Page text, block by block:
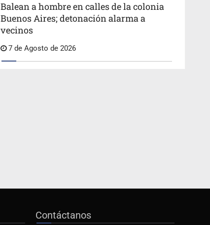
Balean a hombre en calles de la colonia
Buenos Aires; detonación alarma a
vecinos
7 de Agosto de 2026
Contáctanos